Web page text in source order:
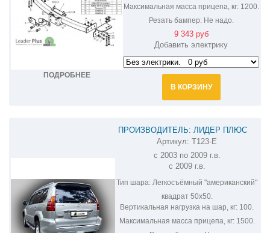
ПОДРОБНЕЕ
Максимальная масса прицепа, кг:1200.
Резать бампер:Не надо.
9 343 руб
Добавить электрику
В КОРЗИНУ
ПРОИЗВОДИТЕЛЬ: ЛИДЕР ПЛЮС
ФАРКОП НА LEXUS GX T123-E
Артикул: T123-E
с 2003 по 2009 г.в.
с 2009 г.в.
Тип шара: Легкосъёмный "американский"
квадрат 50х50.
Вертикальная нагрузка на шар, кг: 100.
Максимальная масса прицепа, кг:1500.